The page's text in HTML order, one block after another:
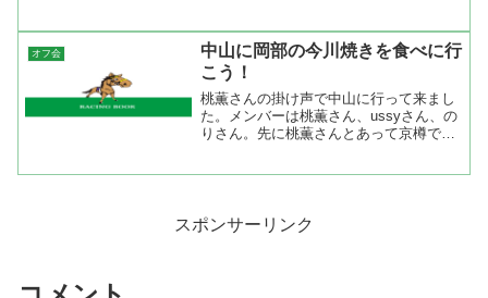
たので綺麗な場内にちょっと驚きまし
た。競馬場に行くのも久しぶ...
オフ会
中山に岡部の今川焼きを食べに行
こう！
桃薫さんの掛け声で中山に行って来まし
た。メンバーは桃薫さん、ussyさん、の
りさん。先に桃薫さんとあって京樽で一
スポンサーリンク